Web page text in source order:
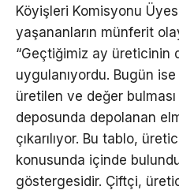
Köyişleri Komisyonu
yaşananların münferit
“Geçtiğimiz ay üreticinin
uygulanıyordu. Bugün
üretilen ve değer
deposunda depolanan
çıkarılıyor. Bu tablo,
konusunda içinde
göstergesidir. Çiftçi,